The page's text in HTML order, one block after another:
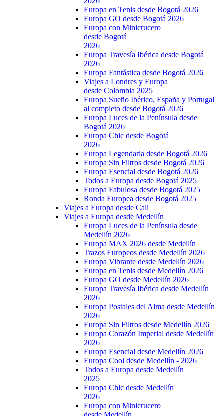
Europa en Tenis desde Bogotá 2026
Europa GO desde Bogotá 2026
Europa con Minicrucero
desde Bogotá
2026
Europa Travesía Ibérica desde Bogotá
2026
Europa Fantástica desde Bogotá 2026
Viajes a Londres y Europa
desde Colombia 2025
Europa Sueño Ibérico, España y Portugal
al completo desde Bogotá 2026
Europa Luces de la Península desde
Bogotá 2026
Europa Chic desde Bogotá
2026
Europa Legendaria desde Bogotá 2026
Europa Sin Filtros desde Bogotá 2026
Europa Esencial desde Bogotá 2026
Todos a Europa desde Bogotá 2025
Europa Fabulosa desde Bogotá 2025
Ronda Europea desde Bogotá 2025
Viajes a Europa desde Cali
Viajes a Europa desde Medellín
Europa Luces de la Península desde
Medellín 2026
Europa MAX 2026 desde Medellín
Trazos Europeos desde Medellín 2026
Europa Vibrante desde Medellín 2026
Europa en Tenis desde Medellín 2026
Europa GO desde Medellín 2026
Europa Travesía Ibérica desde Medellín
2026
Europa Postales del Alma desde Medellín
2026
Europa Sin Filtros desde Medellín 2026
Europa Corazón Imperial desde Medellín
2026
Europa Esencial desde Medellín 2026
Europa Cool desde Medellín - 2026
Todos a Europa desde Medellín
2025
Europa Chic desde Medellín
2026
Europa con Minicrucero